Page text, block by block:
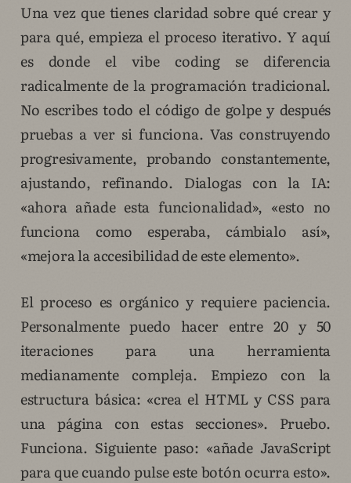
Una vez que tienes claridad sobre qué crear y
para qué, empieza el proceso iterativo. Y aquí
es donde el vibe coding se diferencia
radicalmente de la programación tradicional.
No escribes todo el código de golpe y después
pruebas a ver si funciona. Vas construyendo
progresivamente, probando constantemente,
ajustando, refinando. Dialogas con la IA:
«ahora añade esta funcionalidad», «esto no
funciona como esperaba, cámbialo así»,
«mejora la accesibilidad de este elemento».
El proceso es orgánico y requiere paciencia.
Personalmente puedo hacer entre 20 y 50
iteraciones para una herramienta
medianamente compleja. Empiezo con la
estructura básica: «crea el HTML y CSS para
una página con estas secciones». Pruebo.
Funciona. Siguiente paso: «añade JavaScript
para que cuando pulse este botón ocurra esto».